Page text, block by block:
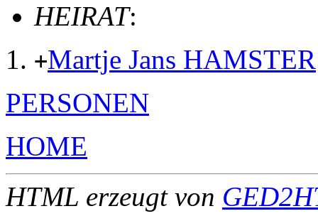
HEIRAT:
+Martje Jans HAMSTER
PERSONEN
HOME
HTML erzeugt von